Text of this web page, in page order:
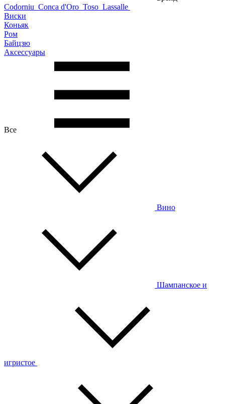
Codorniu Conca d'Oro Toso Lassalle
Виски
Коньяк
Ром
Байцзю
Аксессуары
Все
Вино
Шампанское и
игристое